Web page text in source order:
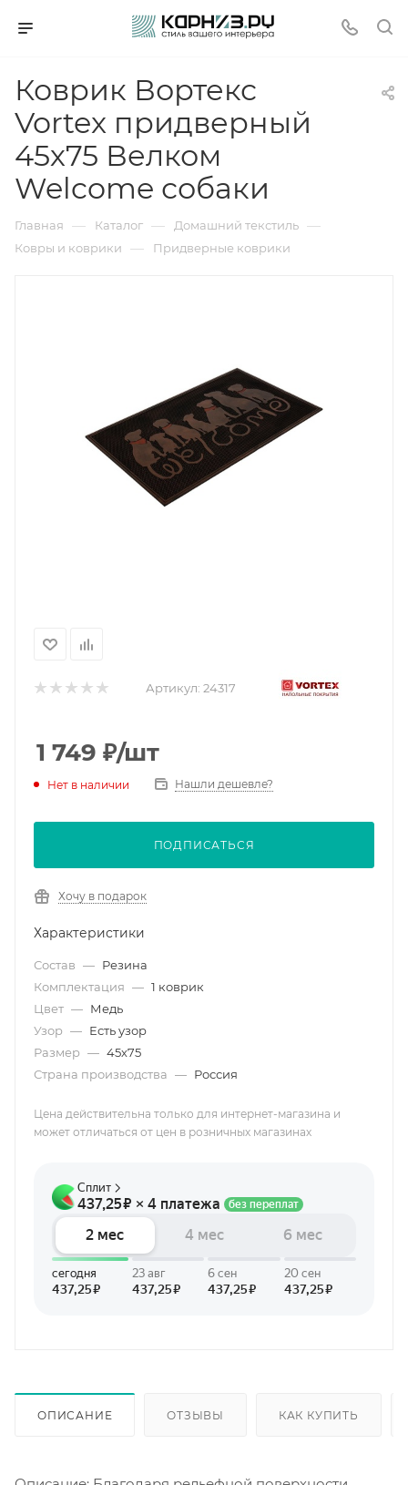
Коврик Вортекс
Vortex придверный
45х75 Велком
Welcome собаки
Главная — Каталог — Домашний текстиль —
Ковры и коврики — Придверные коврики
Артикул: 24317
1 749 ₽/шт
Нет в наличии Нашли дешевле?
ПОДПИСАТЬСЯ
Хочу в подарок
Характеристики
Состав — Резина
Комплектация — 1 коврик
Цвет — Медь
Узор — Есть узор
Размер — 45х75
Страна производства — Россия
Цена действительна только для интернет-магазина и
может отличаться от цен в розничных магазинах
ОПИСАНИЕ ОТЗЫВЫ КАК КУПИТЬ